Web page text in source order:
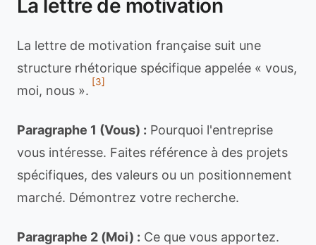
La lettre de motivation
La lettre de motivation française suit une
structure rhétorique spécifique appelée « vous,
moi, nous ».
[3]
Paragraphe 1 (Vous) : Pourquoi l'entreprise
vous intéresse. Faites référence à des projets
spécifiques, des valeurs ou un positionnement
marché. Démontrez votre recherche.
Paragraphe 2 (Moi) : Ce que vous apportez.